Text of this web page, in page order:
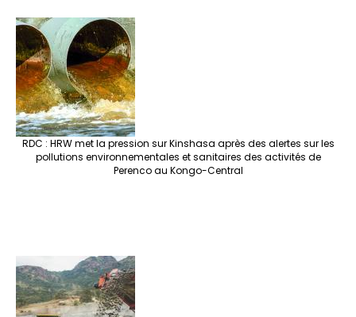
RDC : HRW met la pression sur Kinshasa après des alertes sur les
pollutions environnementales et sanitaires des activités de
Perenco au Kongo-Central